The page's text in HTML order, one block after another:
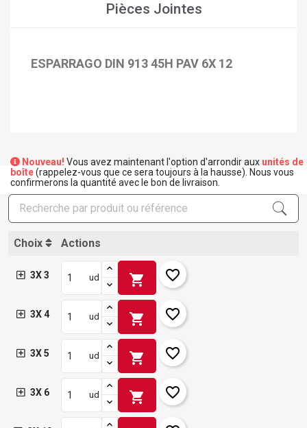
Pièces Jointes
ESPARRAGO DIN 913 45H PAV 6X 12
Nouveau! Vous avez maintenant l'option d'arrondir aux unités de
boîte(rappelez-vous que ce sera toujours à la hausse). Nous vous
confirmerons la quantité avec le bon de livraison.
Choix Actions
3X 3 ud shopping_cart favorite_border
3X 4 ud shopping_cart favorite_border
3X 5 ud shopping_cart favorite_border
3X 6 ud shopping_cart favorite_border